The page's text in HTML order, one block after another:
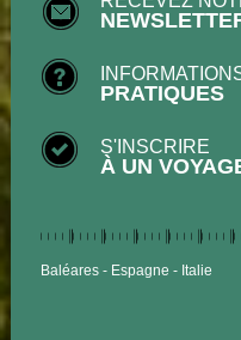
PRATIQUES
S'INSCRIRE
À UN
Baléares Espagne Italie